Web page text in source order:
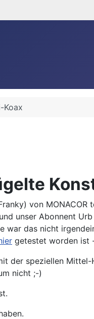
Koax
von
unser Abonnent
das nicht
getestet worden ist
der speziellen
nicht ;-)